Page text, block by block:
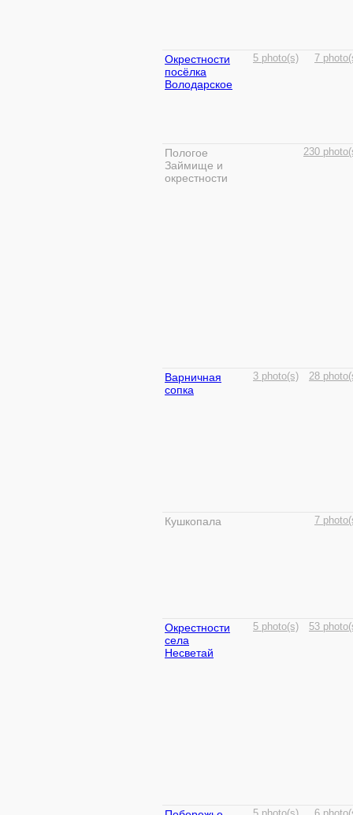
Окрестности
посёлка
Володарское
5 photo(s) 7
Пологое
Займище и
окрестности
230
Варничная
сопка
3 photo(s) 28
Кушкопала 7
Окрестности
села
Несветай
5 photo(s) 53